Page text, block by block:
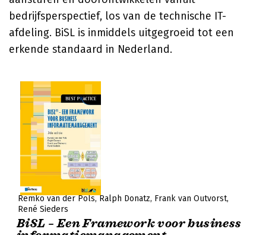
bedrijfsperspectief, los van de technische IT-
afdeling. BiSL is inmiddels uitgegroeid tot een
erkende standaard in Nederland.
Remko van der Pols Ralph Donatz Frank van Outvorst
René Sieders
BiSL – Een Framework voor business